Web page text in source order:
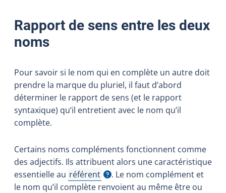
Rapport de sens entre les deux
noms
Pour savoir si le nom qui en complète un autre doit
prendre la marque du pluriel, il faut d’abord
déterminer le rapport de sens (et le rapport
syntaxique) qu’il entretient avec le nom qu’il
complète.
Certains noms compléments fonctionnent comme
des adjectifs. Ils attribuent alors une caractéristique
essentielle au référent
Afficher l'infobulle. Le nom complément et
le nom qu’il complète renvoient au même être ou